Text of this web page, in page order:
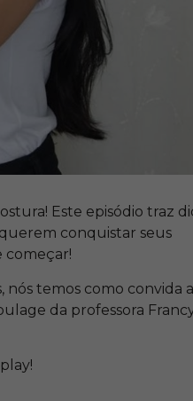
Este episódio traz
conquistar seus
começar!
nós temos como convida a
da professora